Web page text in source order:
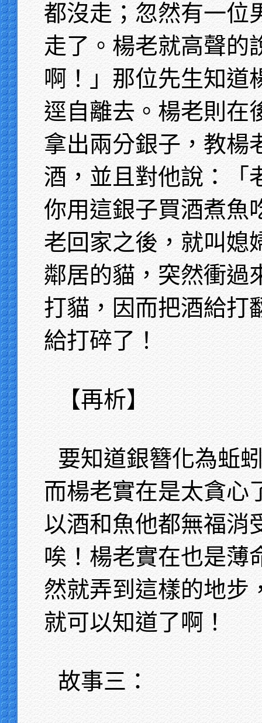
都沒走；忽然有一位
走了。楊老就高聲的
啊！」那位先生知道
逕自離去。楊老則在
拿出兩分銀子，教楊
酒，並且對他說：「
你用這銀子買酒煮魚
老回家之後，就叫媳
鄰居的貓，突然衝過
打貓，因而把酒給打
給打碎了！
【再析】
要知道銀簪化為蚯
而楊老實在是太貪心
以酒和魚他都無福消
唉！楊老實在也是薄
然就弄到這樣的地步
就可以知道了啊！
故事三：